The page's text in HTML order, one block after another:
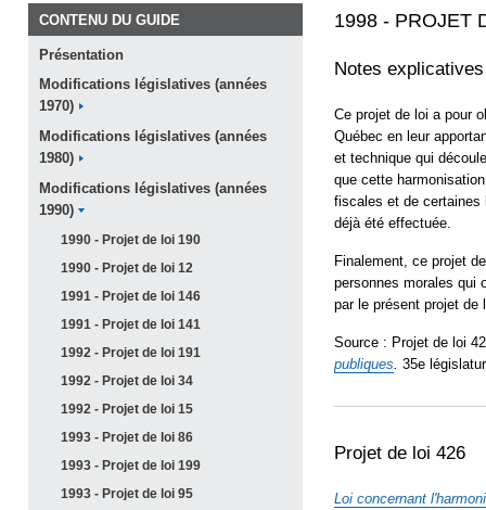
CONTENU DU GUIDE
Présentation
Modifications législatives (années
1970)
Modifications législatives (années
1980)
Modifications législatives (années
1990)
1990 - Projet de loi 190
1990 - Projet de loi 12
1991 - Projet de loi 146
1991 - Projet de loi 141
1992 - Projet de loi 191
1992 - Projet de loi 34
1992 - Projet de loi 15
1993 - Projet de loi 86
1993 - Projet de loi 199
1993 - Projet de loi 95
1998 - PROJET
Notes explicatives
Ce projet de loi a pour
Québec en leur
et technique qui
que cette
fiscales et de certaines
déjà été effectuée.
Finalement, ce projet
personnes morales qui
par le présent projet
Source : Projet de loi
publiques. 35e
Projet de loi 426
Loi concernant